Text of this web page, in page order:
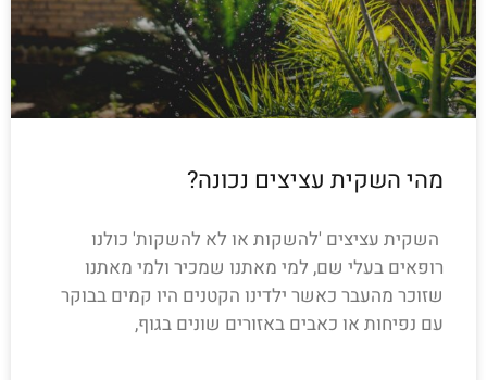
מהי השקית עציצים נכונה?
השקית עציצים 'להשקות או לא להשקות' כולנו
רופאים בעלי שם, למי מאתנו שמכיר ולמי מאתנו
שזוכר מהעבר כאשר ילדינו הקטנים היו קמים בבוקר
עם נפיחות או כאבים באזורים שונים בגוף,